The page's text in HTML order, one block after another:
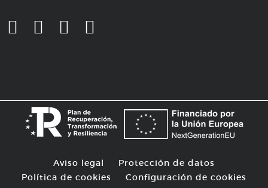
Aviso legal
Protección de datos
Política de cookies
Configuración de cookies